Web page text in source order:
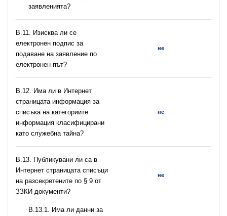
заявленията?
В.11. Изисква ли се
електронен подпис за
подаване на заявление по
електронен път?
не
В.12. Има ли в Интернет
страницата информация за
списъка на категориите
информация класифицирани
като служебна тайна?
не
В.13. Публикувани ли са в
Интернет страницата списъци
на разсекретените по § 9 от
ЗЗКИ документи?
не
В.13.1. Има ли данни за